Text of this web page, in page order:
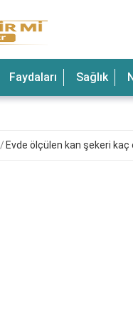
Faydaları Sağlık
Evde ölçülen kan şekeri kaç